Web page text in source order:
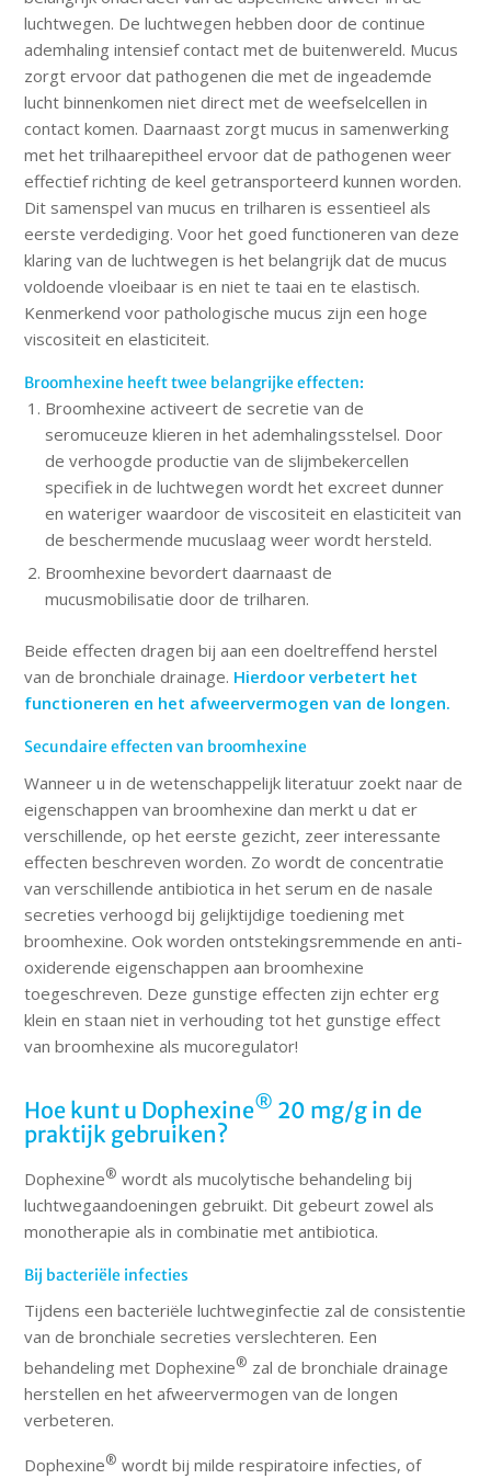
luchtwegen. De luchtwegen hebben door de continue
ademhaling intensief contact met de buitenwereld. Mucus
zorgt ervoor dat pathogenen die met de ingeademde
lucht binnenkomen niet direct met de weefselcellen in
contact komen. Daarnaast zorgt mucus in samenwerking
met het trilhaarepitheel ervoor dat de pathogenen weer
effectief richting de keel getransporteerd kunnen worden.
Dit samenspel van mucus en trilharen is essentieel als
eerste verdediging. Voor het goed functioneren van deze
klaring van de luchtwegen is het belangrijk dat de mucus
voldoende vloeibaar is en niet te taai en te elastisch.
Kenmerkend voor pathologische mucus zijn een hoge
viscositeit en elasticiteit.
Broomhexine heeft twee belangrijke effecten:
Broomhexine activeert de secretie van de
seromuceuze klieren in het ademhalingsstelsel. Door
de verhoogde productie van de slijmbekercellen
specifiek in de luchtwegen wordt het excreet dunner
en wateriger waardoor de viscositeit en elasticiteit van
de beschermende mucuslaag weer wordt hersteld.
Broomhexine bevordert daarnaast de
mucusmobilisatie door de trilharen.
Beide effecten dragen bij aan een doeltreffend herstel
van de bronchiale drainage. Hierdoor verbetert het
functioneren en het afweervermogen van de longen.
Secundaire effecten van broomhexine
Wanneer u in de wetenschappelijk literatuur zoekt naar de
eigenschappen van broomhexine dan merkt u dat er
verschillende, op het eerste gezicht, zeer interessante
effecten beschreven worden. Zo wordt de concentratie
van verschillende antibiotica in het serum en de nasale
secreties verhoogd bij gelijktijdige toediening met
broomhexine. Ook worden ontstekingsremmende en anti-
oxiderende eigenschappen aan broomhexine
toegeschreven. Deze gunstige effecten zijn echter erg
klein en staan niet in verhouding tot het gunstige effect
van broomhexine als mucoregulator!
Hoe kunt u Dophexine® 20 mg/g in de
praktijk gebruiken?
Dophexine® wordt als mucolytische behandeling bij
luchtwegaandoeningen gebruikt. Dit gebeurt zowel als
monotherapie als in combinatie met antibiotica.
Bij bacteriële infecties
Tijdens een bacteriële luchtweginfectie zal de consistentie
van de bronchiale secreties verslechteren. Een
behandeling met Dophexine® zal de bronchiale drainage
herstellen en het afweervermogen van de longen
verbeteren.
Dophexine® wordt bij milde respiratoire infecties, of